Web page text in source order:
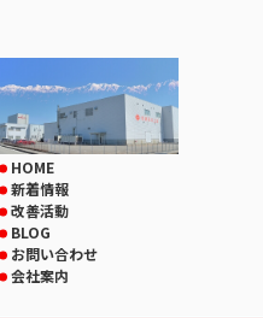
HOME
新着情報
改善活動
BLOG
お問い合わせ
会社案内